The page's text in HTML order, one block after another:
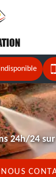
24h/24
NOUS